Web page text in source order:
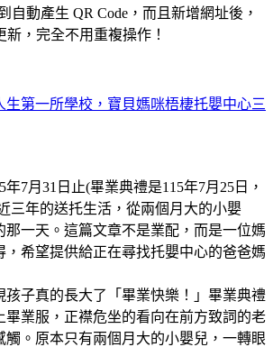
自動產生 QR Code，而且新增網址後，
新，完全不用重複操作！
生第一所學校，寶貝媽咪梧棲托嬰中心三
年7月31日止(畢業典禮是115年7月25日，
三年的送托生活，從兩個月大的小嬰
那一天。這篇文章不是業配，而是一位媽
，希望提供給正在尋找托嬰中心的爸爸媽
孩子真的長大了「畢業快樂！」畢業典禮
畢業服，正襟危坐的看向在前方致詞的老
觸。原本只有兩個月大的小嬰兒，一轉眼